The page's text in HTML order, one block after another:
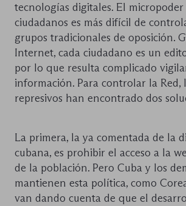
tecnologías digitales. El micropoder
ciudadanos es más difícil de
grupos tradicionales de oposición.
Internet, cada ciudadano es un
por lo que resulta complicado
información. Para controlar la Red,
represivos han encontrado dos
La primera, la ya comentada de la
cubana, es prohibir el acceso a la
de la población. Pero Cuba y los
mantienen esta política, como
van dando cuenta de que el